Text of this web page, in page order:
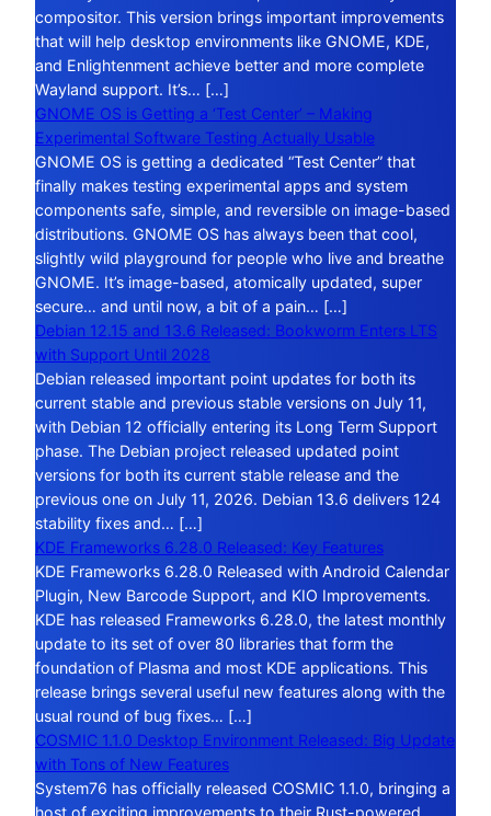
compositor. This version brings important improvements
that will help desktop environments like GNOME, KDE,
and Enlightenment achieve better and more complete
Wayland support. It’s… […]
GNOME OS is Getting a ‘Test Center’ – Making
Experimental Software Testing Actually Usable
GNOME OS is getting a dedicated “Test Center” that
finally makes testing experimental apps and system
components safe, simple, and reversible on image-based
distributions. GNOME OS has always been that cool,
slightly wild playground for people who live and breathe
GNOME. It’s image-based, atomically updated, super
secure… and until now, a bit of a pain… […]
Debian 12.15 and 13.6 Released: Bookworm Enters LTS
with Support Until 2028
Debian released important point updates for both its
current stable and previous stable versions on July 11,
with Debian 12 officially entering its Long Term Support
phase. The Debian project released updated point
versions for both its current stable release and the
previous one on July 11, 2026. Debian 13.6 delivers 124
stability fixes and… […]
KDE Frameworks 6.28.0 Released: Key Features
KDE Frameworks 6.28.0 Released with Android Calendar
Plugin, New Barcode Support, and KIO Improvements.
KDE has released Frameworks 6.28.0, the latest monthly
update to its set of over 80 libraries that form the
foundation of Plasma and most KDE applications. This
release brings several useful new features along with the
usual round of bug fixes… […]
COSMIC 1.1.0 Desktop Environment Released: Big Update
with Tons of New Features
System76 has officially released COSMIC 1.1.0, bringing a
host of exciting improvements to their Rust-powered